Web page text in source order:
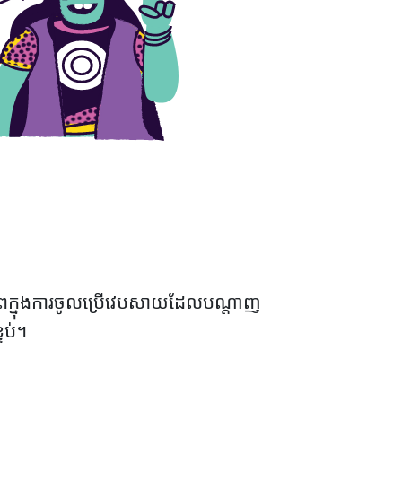
ពក្នុងការចូលប្រើវេបសាយដែលបណ្តាញ
ប់។